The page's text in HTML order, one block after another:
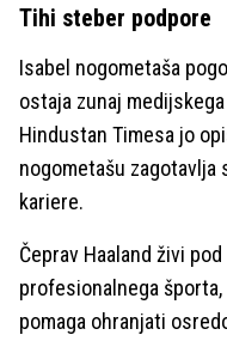
Tihi steber podpore
Isabel nogometaša
ostaja zunaj
Hindustan Timesa jo
nogometašu
kariere.
Čeprav Haaland živi
profesionalnega
pomaga ohranjati